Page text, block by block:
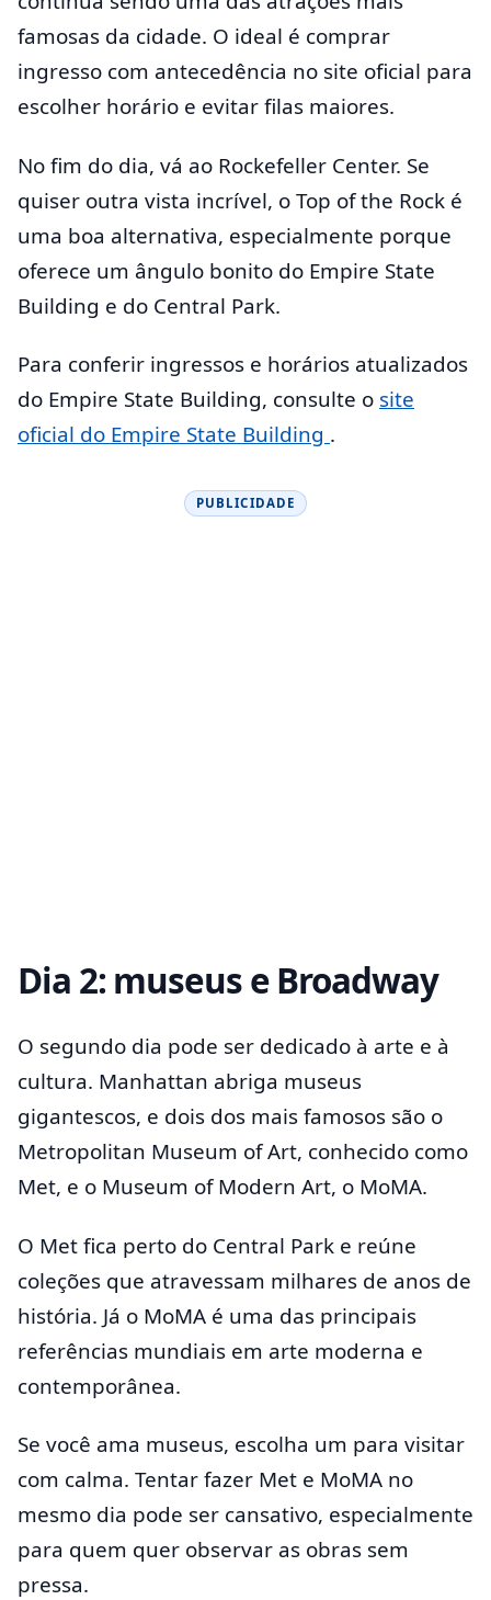
famosas da cidade. O ideal é comprar
ingresso com antecedência no site oficial para
escolher horário e evitar filas maiores.
No fim do dia, vá ao Rockefeller Center. Se
quiser outra vista incrível, o Top of the Rock é
uma boa alternativa, especialmente porque
oferece um ângulo bonito do Empire State
Building e do Central Park.
Para conferir ingressos e horários atualizados
do Empire State Building, consulte o site
oficial do Empire State Building .
PUBLICIDADE
Dia 2: museus e Broadway
O segundo dia pode ser dedicado à arte e à
cultura. Manhattan abriga museus
gigantescos, e dois dos mais famosos são o
Metropolitan Museum of Art, conhecido como
Met, e o Museum of Modern Art, o MoMA.
O Met fica perto do Central Park e reúne
coleções que atravessam milhares de anos de
história. Já o MoMA é uma das principais
referências mundiais em arte moderna e
contemporânea.
Se você ama museus, escolha um para visitar
com calma. Tentar fazer Met e MoMA no
mesmo dia pode ser cansativo, especialmente
para quem quer observar as obras sem
pressa.